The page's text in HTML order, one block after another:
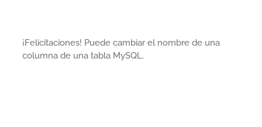
¡Felicitaciones! Puede cambiar el nombre de una
columna de una tabla MySQL.